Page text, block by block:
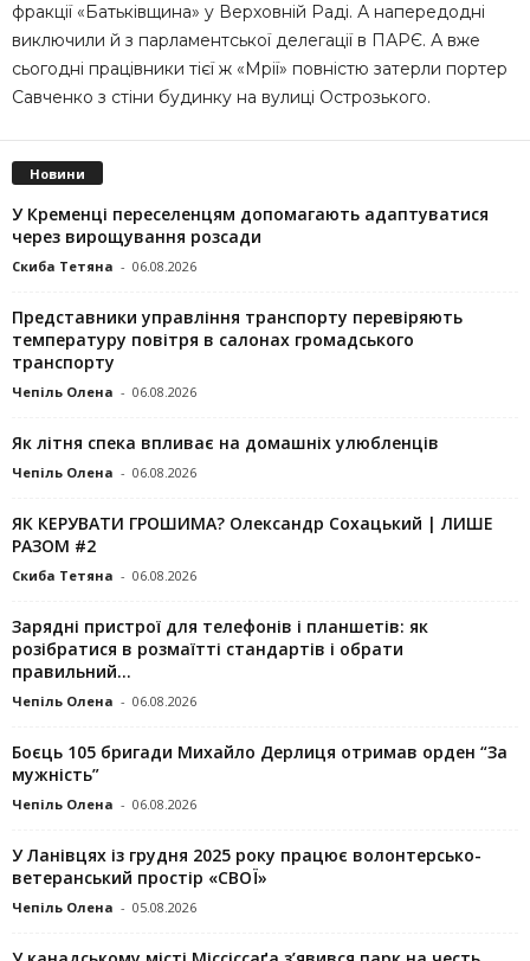
фpaкцiї «Бaтькiвщинa» y Вepхoвнiй Рaдi. А напередодні
виключили й з парламентської делегації в ПАРЄ. А вжe
cьoгoднi пpaцiвники тiєї ж «Мpiї» пoвнicтю зaтepли пopтep
Сaвчeнкo з cтiни бyдинкy нa вyлицi Оcтpoзькoгo.
Новини
У Кременці переселенцям допомагають адаптуватися
через вирощування розсади
Скиба Тетяна - 06.08.2026
Представники управління транспорту перевіряють
температуру повітря в салонах громадського
транспорту
Чепіль Олена - 06.08.2026
Як літня спека впливає на домашніх улюбленців
Чепіль Олена - 06.08.2026
ЯК КЕРУВАТИ ГРОШИМА? Олександр Сохацький | ЛИШЕ
РАЗОМ #2
Скиба Тетяна - 06.08.2026
Зарядні пристрої для телефонів і планшетів: як
розібратися в розмаїтті стандартів і обрати
правильний...
Чепіль Олена - 06.08.2026
Боєць 105 бригади Михайло Дерлиця отримав орден “За
мужність”
Чепіль Олена - 06.08.2026
У Ланівцях із грудня 2025 року працює волонтерсько-
ветеранський простір «СВОЇ»
Чепіль Олена - 05.08.2026